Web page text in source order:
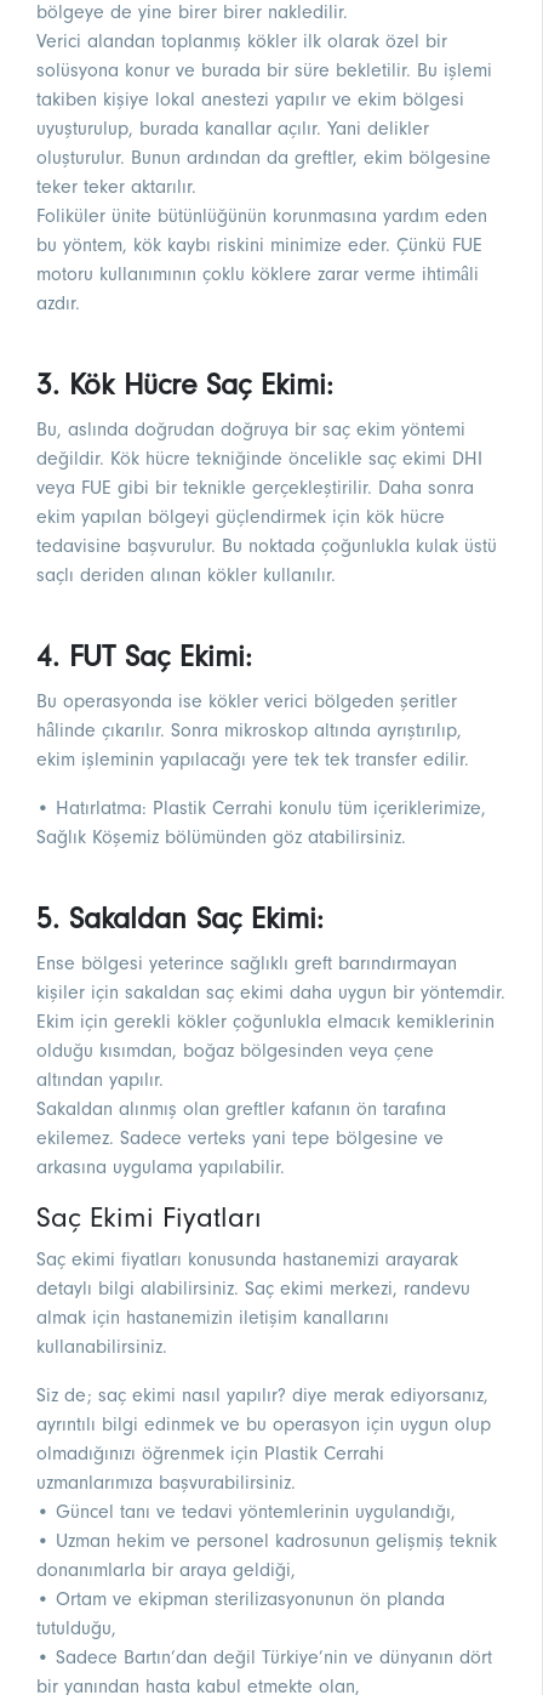
bölgeye de yine birer birer nakledilir.
Verici alandan toplanmış kökler ilk olarak özel bir
solüsyona konur ve burada bir süre bekletilir. Bu işlemi
takiben kişiye lokal anestezi yapılır ve ekim bölgesi
uyuşturulup, burada kanallar açılır. Yani delikler
oluşturulur. Bunun ardından da greftler, ekim bölgesine
teker teker aktarılır.
Foliküler ünite bütünlüğünün korunmasına yardım eden
bu yöntem, kök kaybı riskini minimize eder. Çünkü FUE
motoru kullanımının çoklu köklere zarar verme ihtimâli
azdır.
3. Kök Hücre Saç Ekimi:
Bu, aslında doğrudan doğruya bir saç ekim yöntemi
değildir. Kök hücre tekniğinde öncelikle saç ekimi DHI
veya FUE gibi bir teknikle gerçekleştirilir. Daha sonra
ekim yapılan bölgeyi güçlendirmek için kök hücre
tedavisine başvurulur. Bu noktada çoğunlukla kulak üstü
saçlı deriden alınan kökler kullanılır.
4. FUT Saç Ekimi:
Bu operasyonda ise kökler verici bölgeden şeritler
hâlinde çıkarılır. Sonra mikroskop altında ayrıştırılıp,
ekim işleminin yapılacağı yere tek tek transfer edilir.
• Hatırlatma: Plastik Cerrahi konulu tüm içeriklerimize,
Sağlık Köşemiz bölümünden göz atabilirsiniz.
5. Sakaldan Saç Ekimi:
Ense bölgesi yeterince sağlıklı greft barındırmayan
kişiler için sakaldan saç ekimi daha uygun bir yöntemdir.
Ekim için gerekli kökler çoğunlukla elmacık kemiklerinin
olduğu kısımdan, boğaz bölgesinden veya çene
altından yapılır.
Sakaldan alınmış olan greftler kafanın ön tarafına
ekilemez. Sadece verteks yani tepe bölgesine ve
arkasına uygulama yapılabilir.
Saç Ekimi Fiyatları
Saç ekimi fiyatları konusunda hastanemizi arayarak
detaylı bilgi alabilirsiniz. Saç ekimi merkezi, randevu
almak için hastanemizin iletişim kanallarını
kullanabilirsiniz.
Siz de; saç ekimi nasıl yapılır? diye merak ediyorsanız,
ayrıntılı bilgi edinmek ve bu operasyon için uygun olup
olmadığınızı öğrenmek için Plastik Cerrahi
uzmanlarımıza başvurabilirsiniz.
• Güncel tanı ve tedavi yöntemlerinin uygulandığı,
• Uzman hekim ve personel kadrosunun gelişmiş teknik
donanımlarla bir araya geldiği,
• Ortam ve ekipman sterilizasyonunun ön planda
tutulduğu,
• Sadece Bartın’dan değil Türkiye’nin ve dünyanın dört
bir yanından hasta kabul etmekte olan,